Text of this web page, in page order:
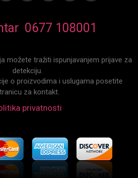
0677 108001
možete tražiti ispunjavanjem prijave za
detekciju.
o proizvodima i uslugama posetite
za kontakt.
privatnosti